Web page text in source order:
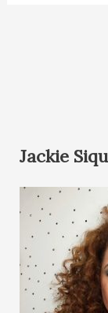
Jackie